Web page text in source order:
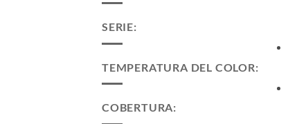
SERIE:
TEMPERATURA DEL COLOR:
COBERTURA: